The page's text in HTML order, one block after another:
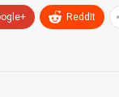
ReddIt